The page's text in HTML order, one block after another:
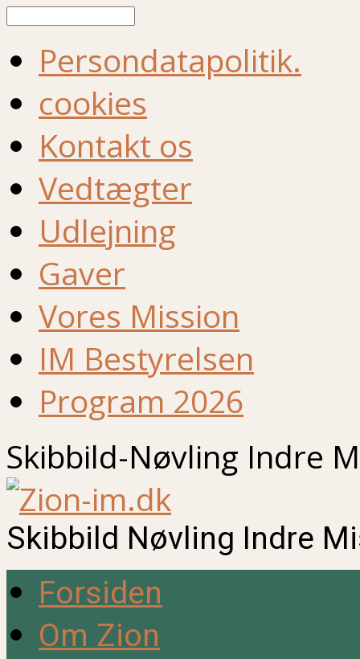
Persondatapolitik.
cookies
Kontakt os
Vedtægter
Udlejning
Gaver
Vores Mission
IM Bestyrelsen
Program 2026
Skibbild-Nøvling Indre
Skibbild Nøvling Indre
Forsiden
Om Zion